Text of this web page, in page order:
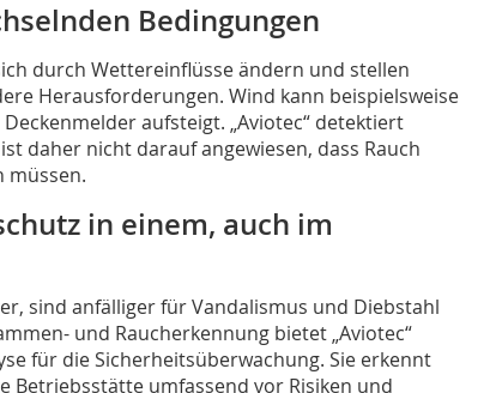
Bedingungen
durch Wettereinflüsse ändern und stellen
Herausforderungen. Wind kann beispielsweise
aufsteigt. „Aviotec“ detektiert
daher nicht darauf angewiesen, dass Rauch
müssen.
in einem, auch im
sind anfälliger für Vandalismus und Diebstahl
und Raucherkennung bietet „Aviotec“
für die Sicherheitsüberwachung. Sie erkennt
Betriebsstätte umfassend vor Risiken und